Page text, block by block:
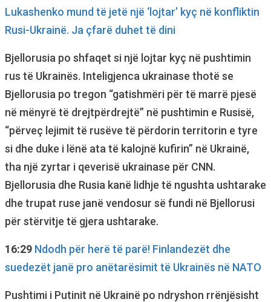
Lukashenko mund të jetë një ‘lojtar’ kyç në konfliktin
Rusi-Ukrainë. Ja çfarë duhet të dini
Bjellorusia po shfaqet si një lojtar kyç në pushtimin
rus të Ukrainës. Inteligjenca ukrainase thotë se
Bjellorusia po tregon “gatishmëri për të marrë pjesë
në mënyrë të drejtpërdrejtë” në pushtimin e Rusisë,
“përveç lejimit të rusëve të përdorin territorin e tyre
si dhe duke i lënë ata të kalojnë kufirin” në Ukrainë,
tha një zyrtar i qeverisë ukrainase për CNN.
Bjellorusia dhe Rusia kanë lidhje të ngushta ushtarake
dhe trupat ruse janë vendosur së fundi në Bjellorusi
për stërvitje të gjera ushtarake.
16:29 Ndodh për herë të parë! Finlandezët dhe
suedezët janë pro anëtarësimit të Ukrainës në NATO
Pushtimi i Putinit në Ukrainë po ndryshon rrënjësisht